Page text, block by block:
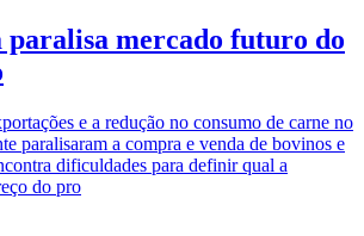
paralisa mercado futuro do
e a redução no consumo de carne no
paralisaram a compra e venda de bovinos e
dificuldades para definir qual a
do pro